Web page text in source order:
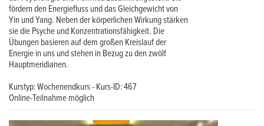
fördern den Energiefluss und das Gleichgewicht von
Yin und Yang. Neben der körperlichen Wirkung stärken
sie die Psyche und Konzentrationsfähigkeit. Die
Übungen basieren auf dem großen Kreislauf der
Energie in uns und stehen in Bezug zu den zwölf
Hauptmeridianen.
Kurstyp: Wochenendkurs - Kurs-ID: 467
Online-Teilnahme möglich